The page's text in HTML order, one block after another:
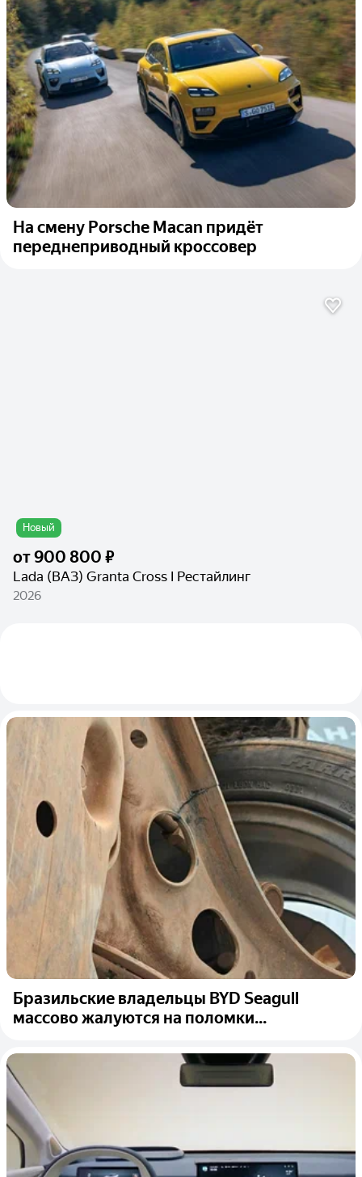
На смену Porsche Macan придёт
переднеприводный кроссовер
Новый
от900 800 ₽
Lada (ВАЗ) Granta Cross I Рестайлинг
2026
Бразильские владельцы BYD Seagull
массово жалуются на поломки...